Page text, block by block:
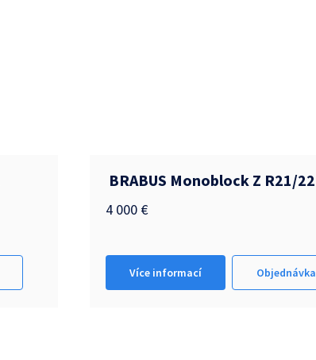
BRABUS Monoblock Z R21/22
4 000 €
Více informací Objednávka